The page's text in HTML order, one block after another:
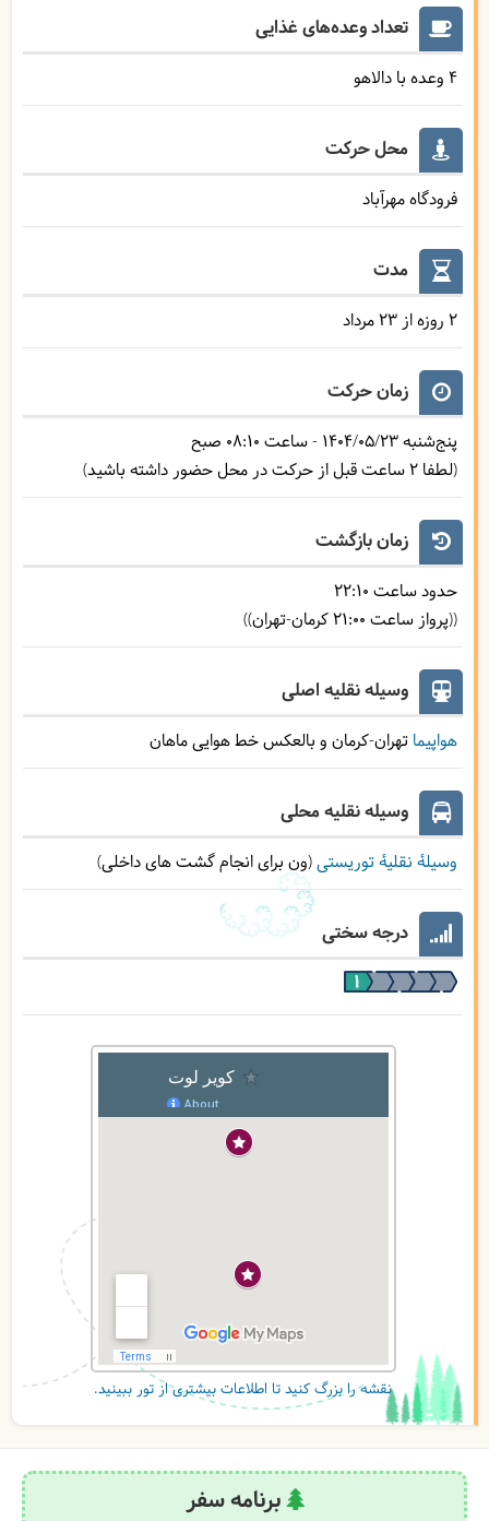
تعداد وعده‌های غذایی
4 وعده با دالاهو
محل حرکت
فرودگاه مهرآباد
مدت
2 روزه از 23 مرداد
زمان حرکت
پنج‌شنبه1404/05/23 - ساعت 08:10 صبح
(لطفا 2 ساعت قبل از حرکت در محل حضور داشته باشید)
زمان بازگشت
حدود ساعت 22:10
((پرواز ساعت 21:00 کرمان-تهران))
وسیله نقلیه اصلی
هواپیما تهران-کرمان و بالعکس خط هوایی ماهان
وسیله نقلیه محلی
وسیلۀ نقلیۀ توریستی(ون برای انجام گشت های داخلی)
درجه سختی
نقشه را بزرگ کنید تا اطلاعات بیشتری از تور ببینید.
برنامه سفر